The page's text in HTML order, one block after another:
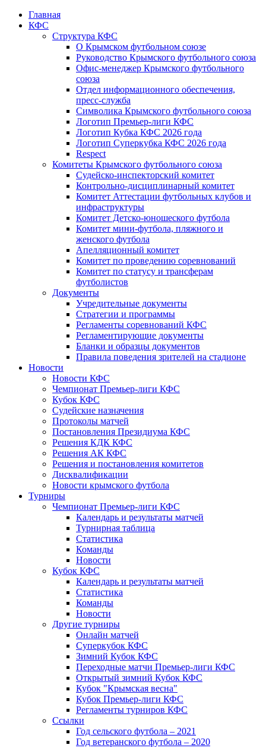
Главная
КФС
Структура КФС
О Крымском футбольном союзе
Руководство Крымского футбольного союза
Офис-менеджер Крымского футбольного
союза
Отдел информационного обеспечения,
пресс-служба
Символика Крымского футбольного союза
Логотип Премьер-лиги КФС
Логотип Кубка КФС 2026 года
Логотип Суперкубка КФС 2026 года
Respect
Комитеты Крымского футбольного союза
Судейско-инспекторский комитет
Контрольно-дисциплинарный комитет
Комитет Аттестации футбольных клубов и
инфраструктуры
Комитет Детско-юношеского футбола
Комитет мини-футбола, пляжного и
женского футбола
Апелляционный комитет
Комитет по проведению соревнований
Комитет по статусу и трансферам
футболистов
Документы
Учредительные документы
Стратегии и программы
Регламенты соревнований КФС
Регламентирующие документы
Бланки и образцы документов
Правила поведения зрителей на стадионе
Новости
Новости КФС
Чемпионат Премьер-лиги КФС
Кубок КФС
Судейские назначения
Протоколы матчей
Постановления Президиума КФС
Решения КДК КФС
Решения АК КФС
Решения и постановления комитетов
Дисквалификации
Новости крымского футбола
Турниры
Чемпионат Премьер-лиги КФС
Календарь и результаты матчей
Турнирная таблица
Статистика
Команды
Новости
Кубок КФС
Календарь и результаты матчей
Статистика
Команды
Новости
Другие турниры
Онлайн матчей
Суперкубок КФС
Зимний Кубок КФС
Переходные матчи Премьер-лиги КФС
Открытый зимний Кубок КФС
Кубок "Крымская весна"
Кубок Премьер-лиги КФС
Регламенты турниров КФС
Ссылки
Год сельского футбола – 2021
Год ветеранского футбола – 2020